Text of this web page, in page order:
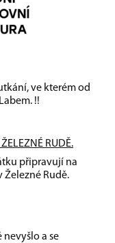
ve kterém od
!!
RUDĚ.
připravují na
Železné Rudě.
nevyšlo a se